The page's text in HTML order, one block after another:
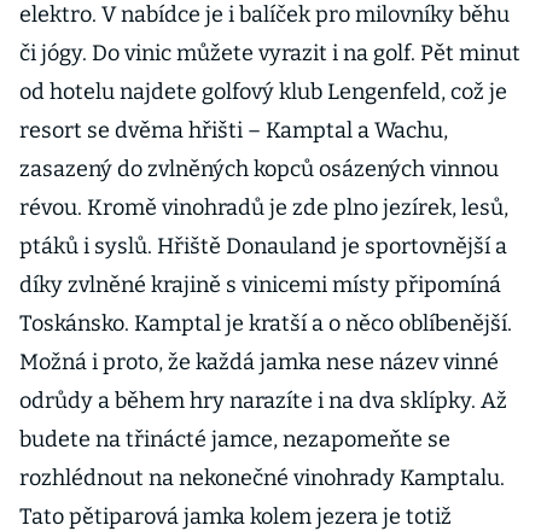
elektro. V nabídce je i balíček pro milovníky běhu
či jógy. Do vinic můžete vyrazit i na golf. Pět minut
od hotelu najdete golfový klub Lengenfeld, což je
resort se dvěma hřišti – Kamptal a Wachu,
zasazený do zvlněných kopců osázených vinnou
révou. Kromě vinohradů je zde plno jezírek, lesů,
ptáků i syslů. Hřiště Donauland je sportovnější a
díky zvlněné krajině s vinicemi místy připomíná
Toskánsko. Kamptal je kratší a o něco oblíbenější.
Možná i proto, že každá jamka nese název vinné
odrůdy a během hry narazíte i na dva sklípky. Až
budete na třinácté jamce, nezapomeňte se
rozhlédnout na nekonečné vinohrady Kamptalu.
Tato pětiparová jamka kolem jezera je totiž